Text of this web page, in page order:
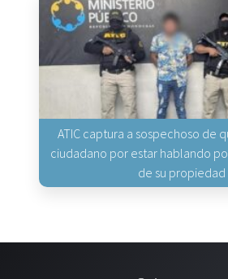
ATIC captura a sospechoso de
ciudadano por estar hablando
de su propiedad